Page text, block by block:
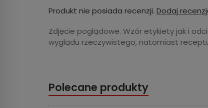
Produkt nie posiada recenzji. Dodaj
Zdjęcie poglądowe. Wzór etykiety jak i
wyglądu rzeczywistego, natomiast
Polecane produkty